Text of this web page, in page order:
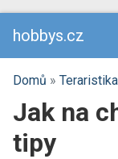
hobbys.cz
Domů » Teraristika
Jak na
tipy